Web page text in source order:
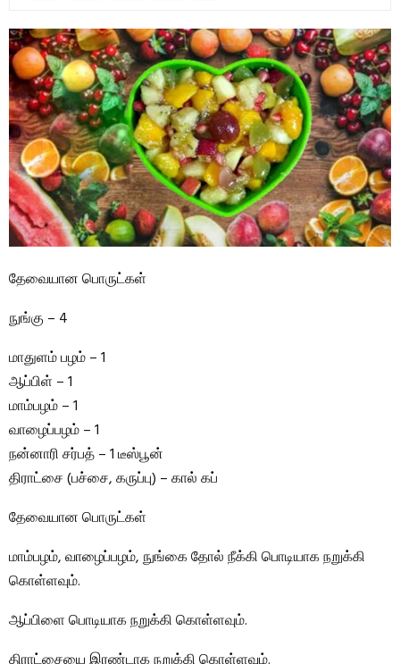
தேவையான பொருட்கள்
நுங்கு – 4
மாதுளம் பழம் – 1
ஆப்பிள் – 1
மாம்பழம் – 1
வாழைப்பழம் – 1
நன்னாரி சர்பத் – 1 டீஸ்பூன்
திராட்சை (பச்சை, கருப்பு) – கால் கப்
தேவையான பொருட்கள்
மாம்பழம், வாழைப்பழம், நுங்கை தோல் நீக்கி பொடியாக நறுக்கி
கொள்ளவும்.
ஆப்பிளை பொடியாக நறுக்கி கொள்ளவும்.